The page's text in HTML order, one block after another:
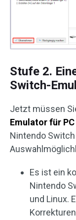
Stufe 2.
Switch-
Jetzt müssen
Emulator für PC
Nintendo
Es ist ein
Nintendo
und Linux.